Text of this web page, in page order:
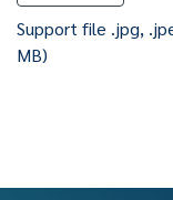
Support file .jpg,
MB)